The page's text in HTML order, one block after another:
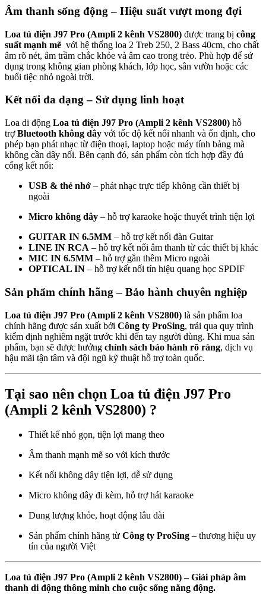
Âm thanh sống động – Hiệu suất vượt mong đợi
Loa tủ điện J97 Pro (Ampli 2 kênh VS2800) được trang bị công
suất mạnh mẽ với hệ thống loa 2 Treb 250, 2 Bass 40cm, cho chất
âm rõ nét, âm trầm chắc khỏe và âm cao trong trẻo. Phù hợp để sử
dụng trong không gian phòng khách, lớp học, sân vườn hoặc các
buổi tiệc nhỏ ngoài trời.
Kết nối đa dạng – Sử dụng linh hoạt
Loa di động Loa tủ điện J97 Pro (Ampli 2 kênh VS2800) hỗ
trợBluetooth không dây với tốc độ kết nối nhanh và ổn định, cho
phép bạn phát nhạc từ điện thoại, laptop hoặc máy tính bảng mà
không cần dây nối. Bên cạnh đó, sản phẩm còn tích hợp đầy đủ
cổng kết nối:
USB & thẻ nhớ – phát nhạc trực tiếp không cần thiết bị
ngoài
Micro không dây – hỗ trợ karaoke hoặc thuyết trình tiện lợi
GUITAR IN 6.5MM – hỗ trợ kết nối đàn Guitar
LINE IN RCA – hỗ trợ kết nối âm thanh từ các thiết bị khác
MIC IN 6.5MM – hỗ trợ gắn thêm Micro ngoài
OPTICAL IN – hỗ trợ kết nối tín hiệu quang học SPDIF
Sản phẩm chính hãng – Bảo hành chuyên nghiệp
Loa tủ điện J97 Pro (Ampli 2 kênh VS2800) là sản phẩm loa
chính hãng được sản xuất bởi Công ty ProSing, trải qua quy trình
kiểm định nghiêm ngặt trước khi đến tay người dùng. Khi mua sản
phẩm, bạn sẽ được hưởng chính sách bảo hành rõ ràng, dịch vụ
hậu mãi tận tâm và đội ngũ kỹ thuật hỗ trợ toàn quốc.
Tại sao nên chọn Loa tủ điện J97 Pro
(Ampli 2 kênh VS2800) ?
Thiết kế nhỏ gọn, tiện lợi mang theo
Âm thanh mạnh mẽ so với kích thước
Kết nối không dây tiện lợi, dễ sử dụng
Micro không dây đi kèm, hỗ trợ hát karaoke
Dung lượng khỏe, hoạt động lâu dài
Sản phẩm chính hãng từ Công ty ProSing – thương hiệu uy
tín của người Việt
Loa tủ điện J97 Pro (Ampli 2 kênh VS2800) – Giải pháp âm
thanh di động thông minh cho cuộc sống năng động.